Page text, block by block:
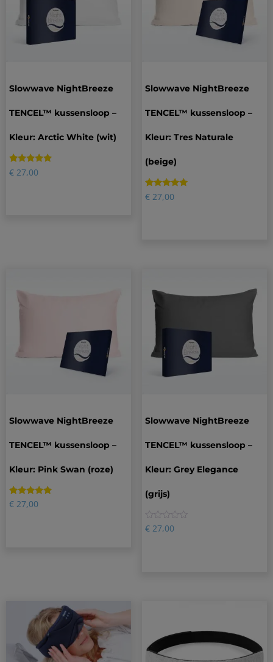
Slowwave NightBreeze
TENCEL™ kussensloop –
Kleur: Arctic White (wit)
Gewaardeerd
4.92
12
€ 27,00
Slowwave NightBreeze
TENCEL™ kussensloop –
Kleur: Tres Naturale
(beige)
Gewaardeerd
5.00
3
€27,00
Slowwave NightBreeze
TENCEL™ kussensloop –
Kleur: Pink Swan (roze)
Gewaardeerd
5.00
3
€ 27,00
Slowwave NightBreeze
TENCEL™ kussensloop –
Kleur: Grey Elegance
(grijs)
0
€27,00